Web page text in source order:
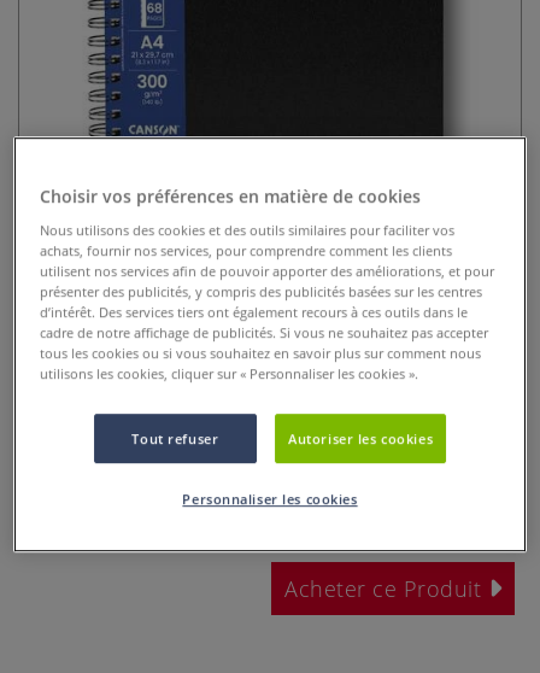
Carnet XL Mixed Media Canson
0 Commentaires
Le carnet de croquis Canson® XL Mixed Media est un
papier avec deux surfaces différentes qui a été
spécialement développé pour les techniques mixtes.
Plus
Acheter ce Produit
Choisir vos préférences en matière de cookies
Nous utilisons des cookies et des outils similaires pour faciliter vos
achats, fournir nos services, pour comprendre comment les clients
utilisent nos services afin de pouvoir apporter des améliorations, et pour
présenter des publicités, y compris des publicités basées sur les centres
d’intérêt. Des services tiers ont également recours à ces outils dans le
cadre de notre affichage de publicités. Si vous ne souhaitez pas accepter
tous les cookies ou si vous souhaitez en savoir plus sur comment nous
utilisons les cookies, cliquer sur « Personnaliser les cookies ».
Tout refuser Autoriser les cookies
Personnaliser les cookies